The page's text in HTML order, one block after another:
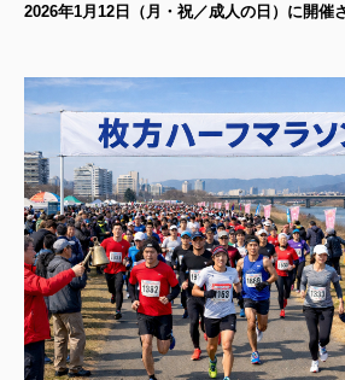
2026年1月12日（月・祝／成人の日）に開催